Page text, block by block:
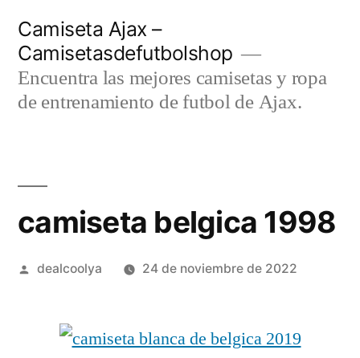
contenido
Camiseta Ajax –
Camisetasdefutbolshop
Encuentra las mejores camisetas y ropa
de entrenamiento de futbol de Ajax.
camiseta belgica 1998
Publicado
dealcoolya 24 de noviembre de 2022